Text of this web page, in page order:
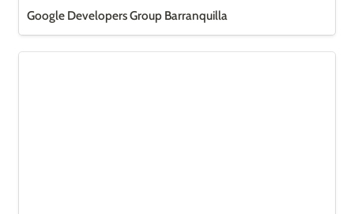
Google Developers Group Barranquilla